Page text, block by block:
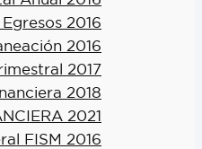
2016
2016
2017
2018
2021
FISM 2016